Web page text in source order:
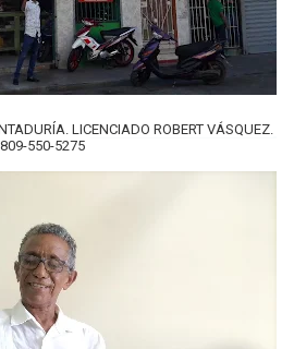
LICENCIADO ROBERT VÁSQUEZ.
550-5275